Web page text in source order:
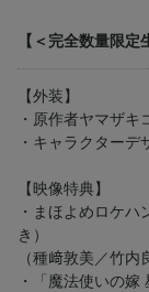
【＜完全数量限
【外装】
・原作者ヤマザキ
・キャラクターデ
【映像特典】
・まほよめロケ
き）
（種﨑敦美／竹内
・「魔法使いの嫁